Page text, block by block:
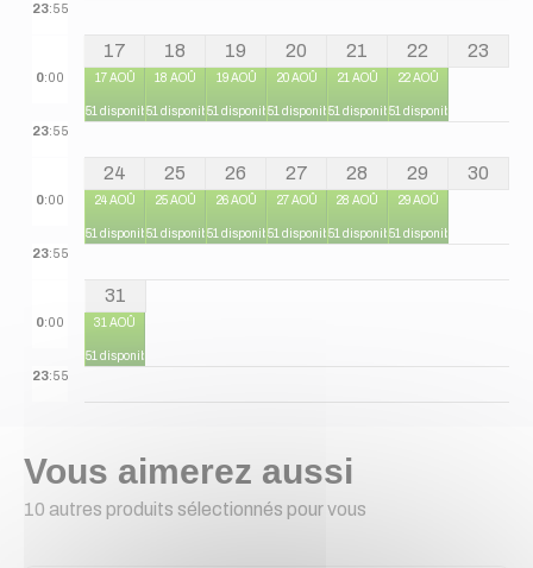
23:55
17 18 19 20 21 22 23
0:00 17 AOÛ
51 disponibles
18 AOÛ
51 disponibles
19 AOÛ
51 disponibles
20 AOÛ
51 disponibles
21 AOÛ
51 disponibles
22 AOÛ
51 disponibles
23:55
24 25 26 27 28 29 30
0:00 24 AOÛ
51 disponibles
25 AOÛ
51 disponibles
26 AOÛ
51 disponibles
27 AOÛ
51 disponibles
28 AOÛ
51 disponibles
29 AOÛ
51 disponibles
23:55
31
0:00 31 AOÛ
51 disponibles
23:55
Vous aimerez aussi
10 autres produits sélectionnés pour vous